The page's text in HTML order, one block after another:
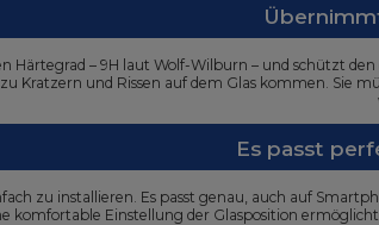
Härtegrad – 9H laut Wolf-Wilburn – und schützt
Kratzern und Rissen auf dem Glas kommen. Sie
Es passt
zu installieren. Es passt genau, auch auf
komfortable Einstellung der Glasposition